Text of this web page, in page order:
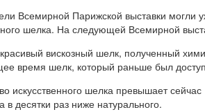
Всемирной Парижской выставки
шелка. На следующей Всемирной
вискозный шелк, полученный
время шелк, который раньше был
искусственного шелка превышает
в десятки раз ниже натурального.